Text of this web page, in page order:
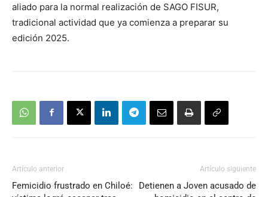
aliado para la normal realización de SAGO FISUR,
tradicional actividad que ya comienza a preparar su
edición 2025.
Artículo anterior
Femicidio frustrado en Chiloé:
Artículo siguiente
Detienen a Joven acusado de